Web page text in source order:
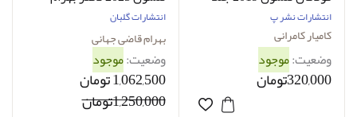
دوم کامیار کامرانی
انتشارات نشر پ
کامیار کامرانی
وضعیت:موجود
320,000تومان
قاضی جهانی
انتشارات گلبان
بهرام قاضی جهانی
وضعیت:موجود
1,062,500 تومان
1,250,000تومان